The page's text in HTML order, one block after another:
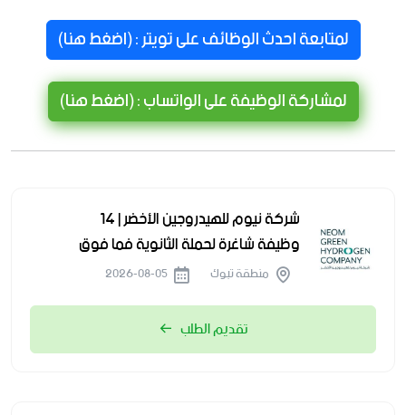
لمتابعة احدث الوظائف على تويتر : (اضغط هنا)
لمشاركة الوظيفة على الواتساب : (اضغط هنا)
شركة نيوم للهيدروجين الأخضر | 14
وظيفة شاغرة لحملة الثانوية فما فوق
منطقة تبوك
تقديم الطلب